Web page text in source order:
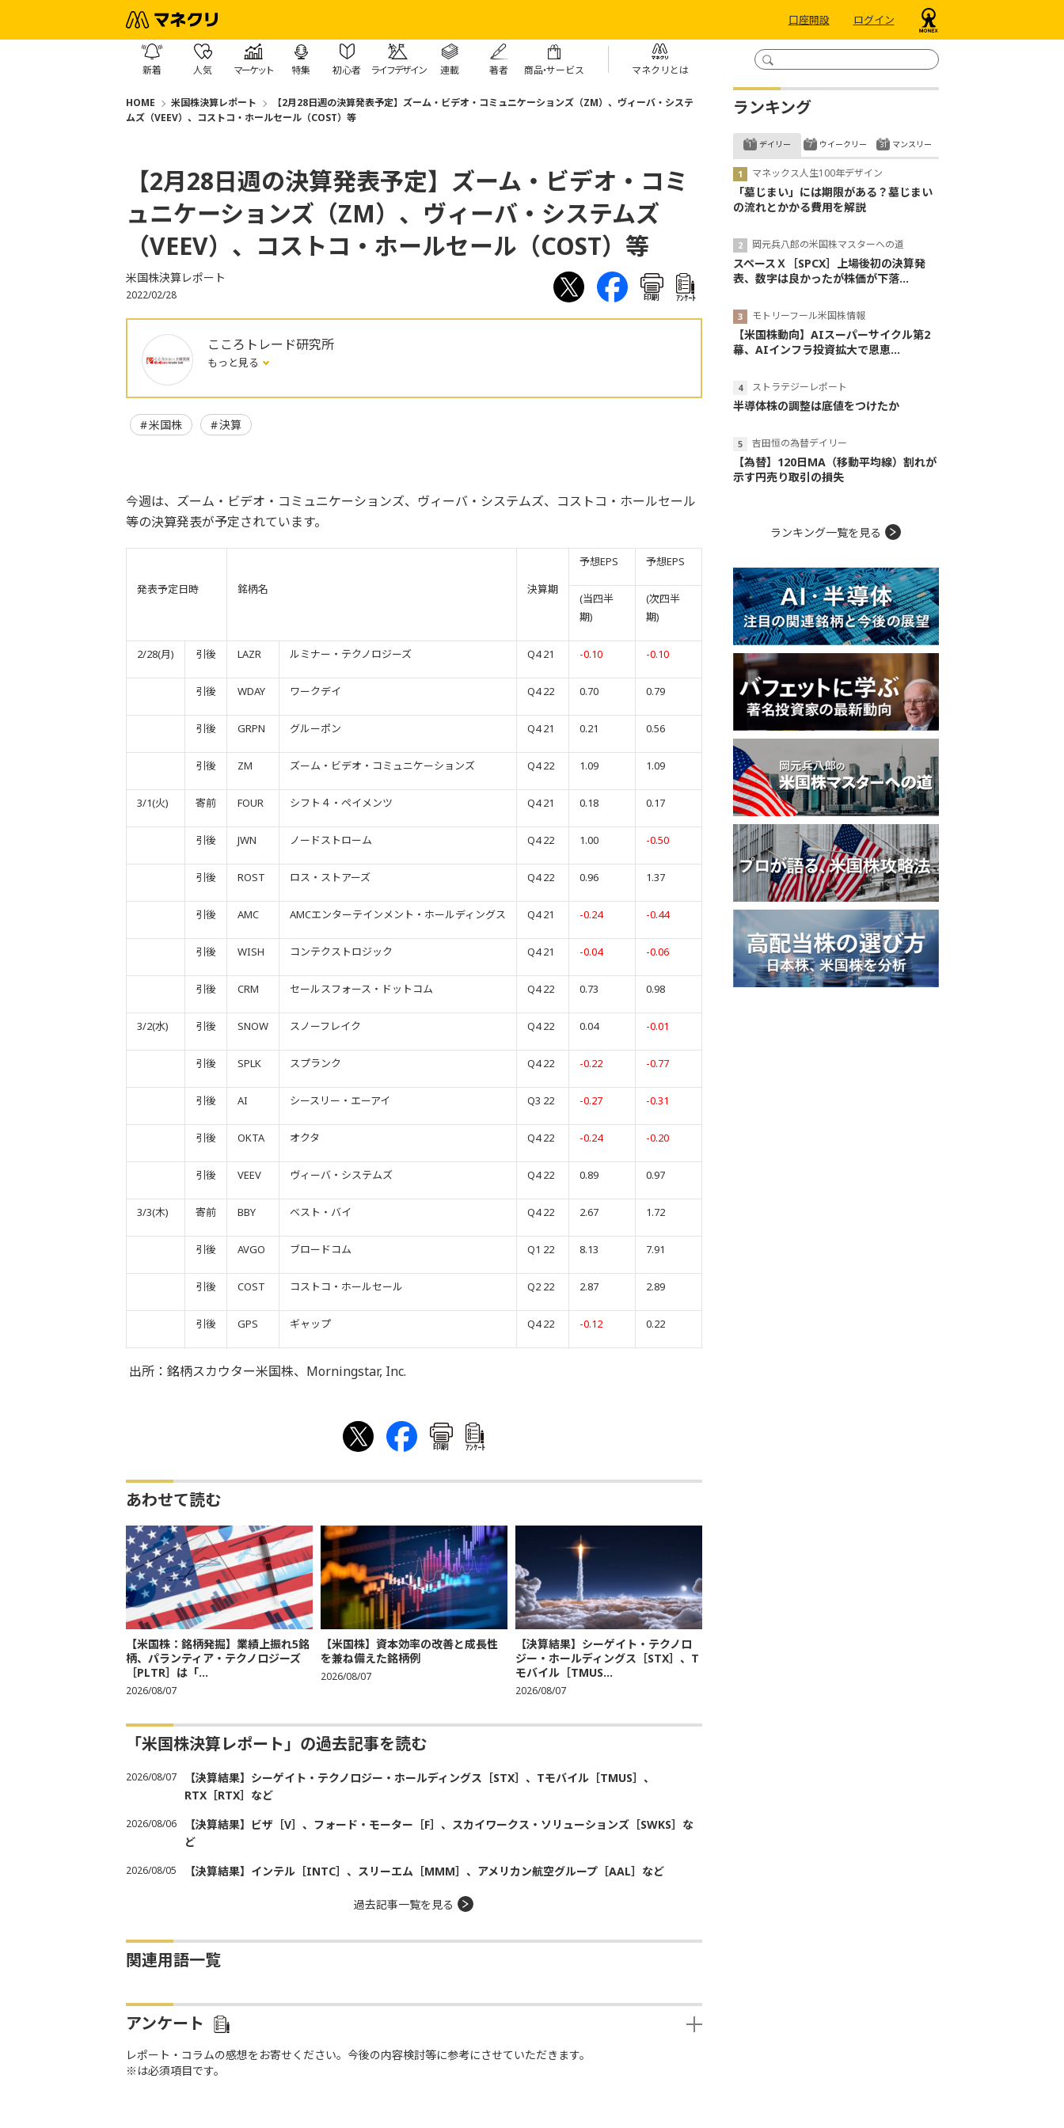
口座開設 ログイン
新着 人気 マーケット 特集 初心者 ライフデザイン 連載 著者 商品・サービス マネクリとは
HOME 米国株決算レポート
【2月28日週の決算発表予定】ズーム・ビデオ・コミュニケーションズ（ZM）、ヴィーバ・システ
ムズ（VEEV）、コストコ・ホールセール（COST）等
【2月28日週の決算発表予定】ズーム・ビデオ・コミ
ュニケーションズ（ZM）、ヴィーバ・システムズ
（VEEV）、コストコ・ホールセール（COST）等
米国株決算レポート
2022/02/28 印刷 ｱﾝｹｰﾄ
こころトレード研究所
もっと見る
米国株 決算
今週は、ズーム・ビデオ・コミュニケーションズ、ヴィーバ・システムズ、コストコ・ホールセール
等の決算発表が予定されています。
発表予定日時 銘柄名 決算期
予想EPS 予想EPS
(当四半
期)
(次四半
期)
2/28(月) 引後 LAZR ルミナー・テクノロジーズ Q4 21 -0.10 -0.10
引後 WDAY ワークデイ Q4 22 0.70 0.79
引後 GRPN グルーポン Q4 21 0.21 0.56
引後 ZM ズーム・ビデオ・コミュニケーションズ Q4 22 1.09 1.09
3/1(火) 寄前 FOUR シフト４・ペイメンツ Q4 21 0.18 0.17
引後 JWN ノードストローム Q4 22 1.00 -0.50
引後 ROST ロス・ストアーズ Q4 22 0.96 1.37
引後 AMC AMCエンターテインメント・ホールディングス Q4 21 -0.24 -0.44
引後 WISH コンテクストロジック Q4 21 -0.04 -0.06
引後 CRM セールスフォース・ドットコム Q4 22 0.73 0.98
3/2(水) 引後 SNOW スノーフレイク Q4 22 0.04 -0.01
引後 SPLK スプランク Q4 22 -0.22 -0.77
引後 AI シースリー・エーアイ Q3 22 -0.27 -0.31
引後 OKTA オクタ Q4 22 -0.24 -0.20
引後 VEEV ヴィーバ・システムズ Q4 22 0.89 0.97
3/3(木) 寄前 BBY ベスト・バイ Q4 22 2.67 1.72
引後 AVGO ブロードコム Q1 22 8.13 7.91
引後 COST コストコ・ホールセール Q2 22 2.87 2.89
引後 GPS ギャップ Q4 22 -0.12 0.22
出所：銘柄スカウター米国株、Morningstar, Inc.
印刷 ｱﾝｹｰﾄ
あわせて読む
【米国株：銘柄発掘】業績上振れ5銘
柄、パランティア・テクノロジーズ
［PLTR］は「...
2026/08/07
【米国株】資本効率の改善と成長性
を兼ね備えた銘柄例
2026/08/07
【決算結果】シーゲイト・テクノロ
ジー・ホールディングス［STX］、T
モバイル［TMUS...
2026/08/07
「米国株決算レポート」の過去記事を読む
2026/08/07
【決算結果】シーゲイト・テクノロジー・ホールディングス［STX］、Tモバイル［TMUS］、
RTX［RTX］など
2026/08/06
【決算結果】ビザ［V］、フォード・モーター［F］、スカイワークス・ソリューションズ［SWKS］な
ど
2026/08/05 【決算結果】インテル［INTC］、スリーエム［MMM］、アメリカン航空グループ［AAL］など
過去記事一覧を見る
関連用語一覧
アンケート
レポート・コラムの感想をお寄せください。今後の内容検討等に参考にさせていただきます。
※は必須項目です。
ランキング
デイリー
マネックス人生100年デザイン
「墓じまい」には期限がある？墓じまい
の流れとかかる費用を解説
岡元兵八郎の米国株マスターへの道
スペースＸ［SPCX］上場後初の決算発
表、数字は良かったが株価が下落...
モトリーフール米国株情報
【米国株動向】AIスーパーサイクル第2
幕、AIインフラ投資拡大で恩恵...
ストラテジーレポート
半導体株の調整は底値をつけたか
吉田恒の為替デイリー
【為替】120日MA（移動平均線）割れが
示す円売り取引の損失
ウイークリー マンスリー
ランキング一覧を見る